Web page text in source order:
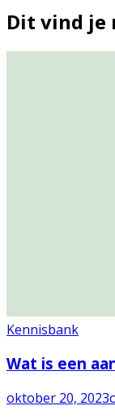
Dit vind je
Kennisbank
Wat is een
oktober 20, 2023